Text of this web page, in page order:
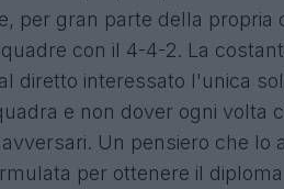
per gran parte della propria
con il 4-4-2. La
diretto interessato l'unica
e non dover ogni volta
Un pensiero che lo
per ottenere il